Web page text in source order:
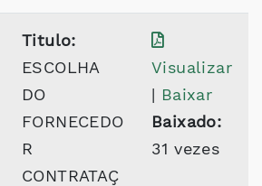
Titulo:
ESCOLHA
DO
FORNECEDO
R
CONTRATAÇ
Visualizar
| Baixar
Baixado:
31 vezes